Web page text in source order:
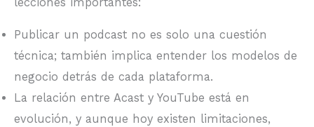
Publicar un podcast no es solo una cuestión
técnica; también implica entender los modelos de
negocio detrás de cada plataforma.
La relación entre Acast y YouTube está en
evolución, y aunque hoy existen limitaciones,